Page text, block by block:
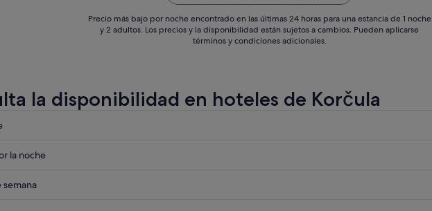
yo pagase ..."
Precio más bajo por noche encontrado en las últimas 24 horas para una estancia de 1 noche
y 2 adultos. Los precios y la disponibilidad están sujetos a cambios. Pueden aplicarse
términos y condiciones adicionales.
la disponibilidad en hoteles de Korčula
la noche
semana